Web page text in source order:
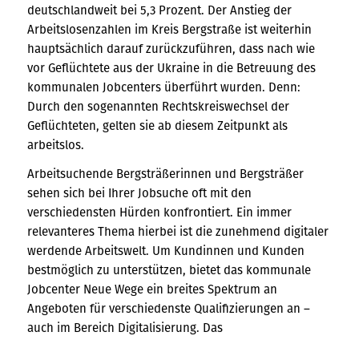
deutschlandweit bei 5,3 Prozent. Der Anstieg der
Arbeitslosenzahlen im Kreis Bergstraße ist weiterhin
hauptsächlich darauf zurückzuführen, dass nach wie
vor Geflüchtete aus der Ukraine in die Betreuung des
kommunalen Jobcenters überführt wurden. Denn:
Durch den sogenannten Rechtskreiswechsel der
Geflüchteten, gelten sie ab diesem Zeitpunkt als
arbeitslos.
Arbeitsuchende Bergsträßerinnen und Bergsträßer
sehen sich bei Ihrer Jobsuche oft mit den
verschiedensten Hürden konfrontiert. Ein immer
relevanteres Thema hierbei ist die zunehmend digitaler
werdende Arbeitswelt. Um Kundinnen und Kunden
bestmöglich zu unterstützen, bietet das kommunale
Jobcenter Neue Wege ein breites Spektrum an
Angeboten für verschiedenste Qualifizierungen an –
auch im Bereich Digitalisierung. Das